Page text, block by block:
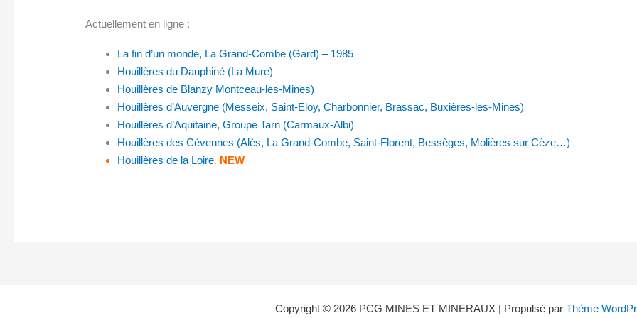
Actuellement en ligne :
La fin d’un monde, La Grand-Combe (Gard) – 1985
Houillères du Dauphiné (La Mure)
Houillères de Blanzy Montceau-les-Mines)
Houillères d’Auvergne (Messeix, Saint-Eloy, Charbonnier, Brassac, Buxières-les-Mines)
Houillères d’Aquitaine, Groupe Tarn (Carmaux-Albi)
Houillères des Cévennes (Alès, La Grand-Combe, Saint-Florent, Bessèges, Molières sur Cèze…)
Houillères de la Loire. NEW
Copyright © 2026 PCG MINES ET MINERAUX | Propulsé par Thème